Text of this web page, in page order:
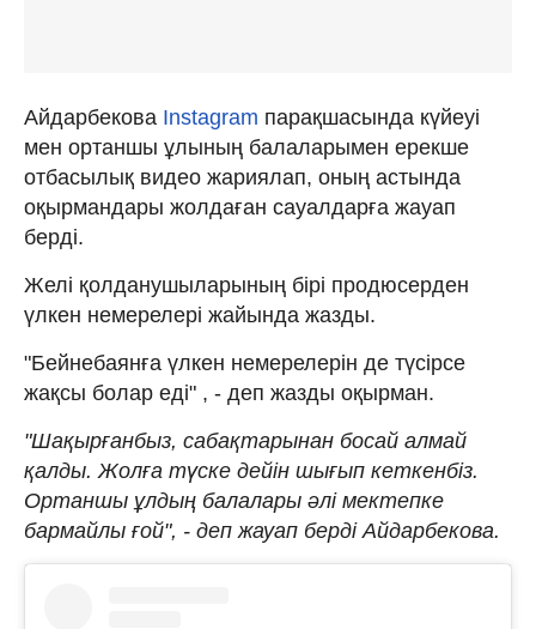
Айдарбекова Instagram парақшасында күйеуі
мен ортаншы ұлының балаларымен ерекше
отбасылық видео жариялап, оның астында
оқырмандары жолдаған сауалдарға жауап
берді.
Желі қолданушыларының бірі продюсерден
үлкен немерелері жайында жазды.
"Бейнебаянға үлкен немерелерін де түсірсе
жақсы болар еді" , - деп жазды оқырман.
"Шақырғанбыз, сабақтарынан босай алмай
қалды. Жолға түске дейін шығып кеткенбіз.
Ортаншы ұлдың балалары әлі мектепке
бармайлы ғой", - деп жауап берді Айдарбекова.